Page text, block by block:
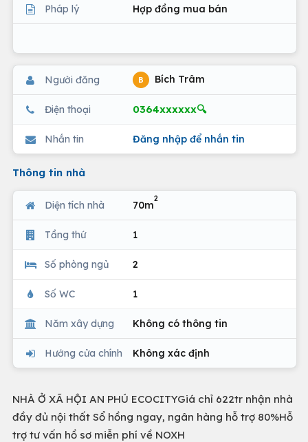
Pháp lý Hợp đồng mua bán
Người đăng B Bích Trâm
Điện thoại 0364xxxxxx🔍
Nhắn tin Đăng nhập để nhắn tin
Thông tin nhà
Diện tích nhà 70m
2
Tầng thứ 1
Số phòng ngủ 2
Số WC 1
Năm xây dựng Không có thông tin
Hướng cửa chính Không xác định
NHÀ Ở XÃ HỘI AN PHÚ ECOCITYGiá chỉ 622tr nhận nhà
đầy đủ nội thất Sổ hồng ngay, ngân hàng hỗ trợ 80%Hỗ
trợ tư vấn hồ sơ miễn phí về NOXH